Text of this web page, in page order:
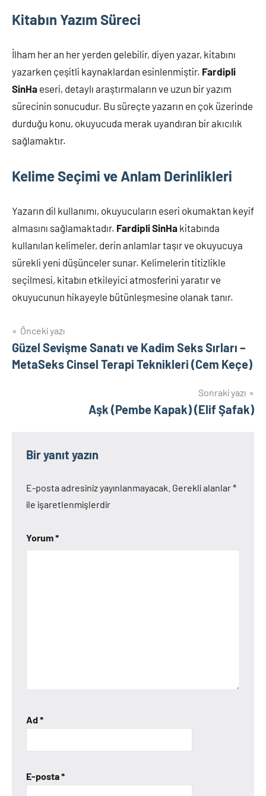
Kitabın Yazım Süreci
İlham her an her yerden gelebilir, diyen yazar, kitabını
yazarken çeşitli kaynaklardan esinlenmiştir. Fardipli
SinHa eseri, detaylı araştırmaların ve uzun bir yazım
sürecinin sonucudur. Bu süreçte yazarın en çok üzerinde
durduğu konu, okuyucuda merak uyandıran bir akıcılık
sağlamaktır.
Kelime Seçimi ve Anlam Derinlikleri
Yazarın dil kullanımı, okuyucuların eseri okumaktan keyif
almasını sağlamaktadır. Fardipli SinHa kitabında
kullanılan kelimeler, derin anlamlar taşır ve okuyucuya
sürekli yeni düşünceler sunar. Kelimelerin titizlikle
seçilmesi, kitabın etkileyici atmosferini yaratır ve
okuyucunun hikayeyle bütünleşmesine olanak tanır.
Yazı
gezinmesi
Önceki yazı
Güzel Sevişme Sanatı ve Kadim Seks Sırları –
MetaSeks Cinsel Terapi Teknikleri (Cem Keçe)
Sonraki yazı
Aşk (Pembe Kapak) (Elif Şafak)
Bir yanıt yazın
E-posta adresiniz yayınlanmayacak. Gerekli alanlar*
ile işaretlenmişlerdir
Yorum*
Ad*
E-posta*